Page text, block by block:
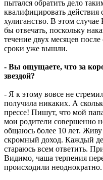
пытался обратить дело
квалифицировать действия
хулиганство. В этом
бы отвечать, поскольку
течение двух месяцев
сроки уже вышли.
- Вы ощущаете, что за
звездой?
- Я к этому вовсе не
получила никаких. А
прессе! Пишут, что мой
мои родители совершенно
общаюсь более 10 лет.
скромный доход. Каждый
стараюсь всем ответить.
Видимо, чаша терпения
происходили неоднократно.